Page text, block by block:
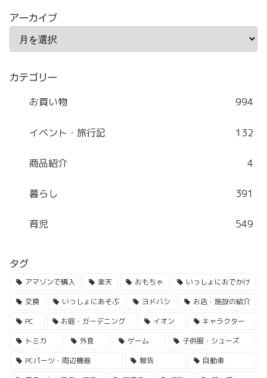
アーカイブ
カテゴリー
お買い物 994
イベント・旅行記 132
商品紹介 4
暮らし 391
育児 549
タグ
アマゾンで購入 楽天 おもちゃ
いっしょにおでかけ
交換
いっしょにあそぶ ヨドバシ
お店・施設の紹介
PC
お庭・ガーデニング イオン
キャラクター
トミカ
外食 ゲーム
子供服・シューズ
PCパーツ・周辺機器
報告
自動車